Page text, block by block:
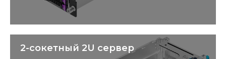
2-сокетный 2U сервер